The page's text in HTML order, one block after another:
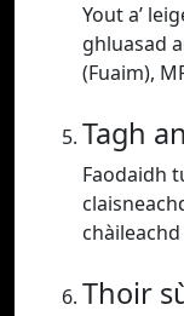
Yout a’
ghluasad
(Fuaim),
Tagh
Faodaidh
Thoir